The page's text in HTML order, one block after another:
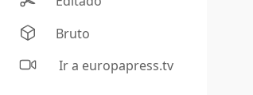
Bruto
Ir a europapress.tv